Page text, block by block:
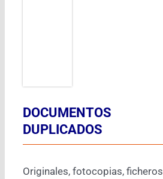
DOCUMENTOS
DUPLICADOS
Originales, fotocopias, ficheros